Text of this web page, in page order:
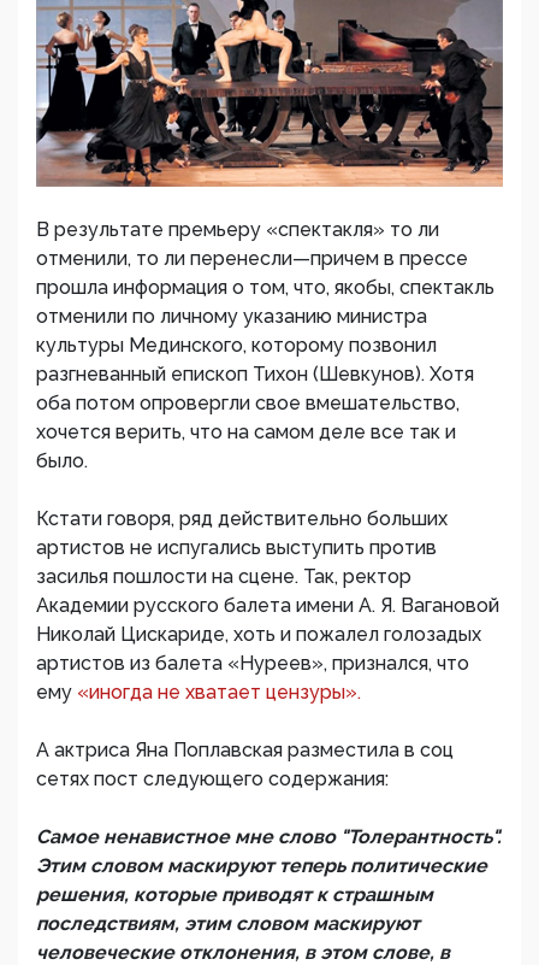
В результате премьеру «спектакля» то ли
отменили, то ли перенесли—причем в прессе
прошла информация о том, что, якобы, спектакль
отменили по личному указанию министра
культуры Мединского, которому позвонил
разгневанный епископ Тихон (Шевкунов). Хотя
оба потом опровергли свое вмешательство,
хочется верить, что на самом деле все так и
было.
Кстати говоря, ряд действительно больших
артистов не испугались выступить против
засилья пошлости на сцене. Так, ректор
Академии русского балета имени А. Я. Вагановой
Николай Цискариде, хоть и пожалел голозадых
артистов из балета «Нуреев», признался, что
ему «иногда не хватает цензуры».
А актриса Яна Поплавская разместила в соц
сетях пост следующего содержания:
Самое ненавистное мне слово "Толерантность".
Этим словом маскируют теперь политические
решения, которые приводят к страшным
последствиям, этим словом маскируют
человеческие отклонения, в этом слове, в